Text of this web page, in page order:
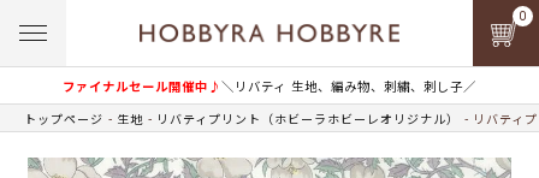
ファイナルセール開催中♪＼リバティ 生地、編み物、刺繍、刺し子／
0
トップページ 生地 リバティプリント（ホビーラホビーレオリジナル） リバティ